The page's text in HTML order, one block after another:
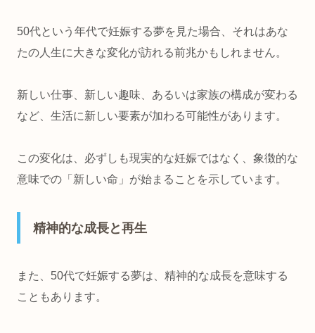
50代という年代で妊娠する夢を見た場合、それはあな
たの人生に大きな変化が訪れる前兆かもしれません。
新しい仕事、新しい趣味、あるいは家族の構成が変わる
など、生活に新しい要素が加わる可能性があります。
この変化は、必ずしも現実的な妊娠ではなく、象徴的な
意味での「新しい命」が始まることを示しています。
精神的な成長と再生
また、50代で妊娠する夢は、精神的な成長を意味する
こともあります。